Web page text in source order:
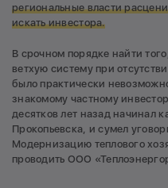
региональные власти
искать инвестора.
В срочном порядке найти
ветхую систему при
было практически
знакомому частному
десятков лет назад начинал
Прокопьевска, и сумел
Модернизацию теплового
проводить ООО